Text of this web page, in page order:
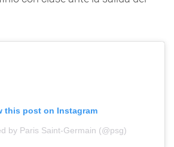
this post on Instagram
by Paris Saint-Germain (@psg)